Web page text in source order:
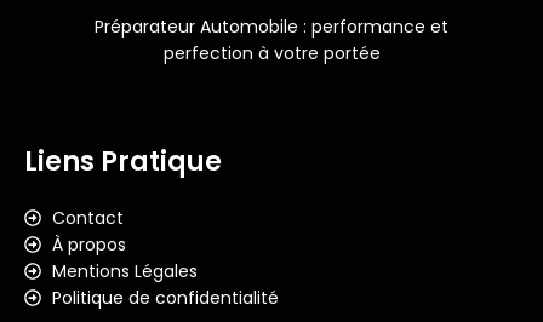
Préparateur Automobile : performance et
perfection à votre portée
Liens Pratique
Contact
À propos
Mentions Légales
Politique de confidentialité